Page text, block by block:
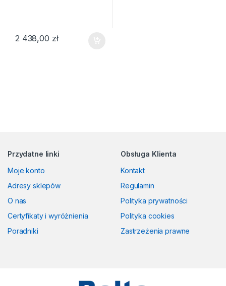
2 438,00 zł
Przydatne linki
Moje konto
Adresy sklepów
O nas
Certyfikaty i wyróżnienia
Poradniki
Obsługa Klienta
Kontakt
Regulamin
Polityka prywatności
Polityka cookies
Zastrzeżenia prawne